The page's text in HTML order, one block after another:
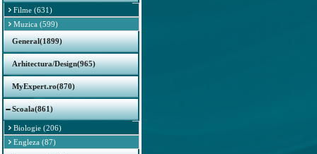
Filme (631)
Muzica (599)
General(1899)
Arhitectura/Design(965)
MyExpert.ro(870)
Scoala(861)
Biologie (206)
Engleza (87)